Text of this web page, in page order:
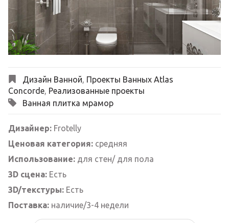
Next
Дизайн Ванной, Проекты Ванных Atlas
Concorde, Реализованные проекты
Ванная плитка мрамор
Дизайнер: Frotelly
Ценовая категория: средняя
Использование: для стен/ для пола
3D сцена: Есть
3D/текстуры: Есть
Поставка: наличие/3-4 недели